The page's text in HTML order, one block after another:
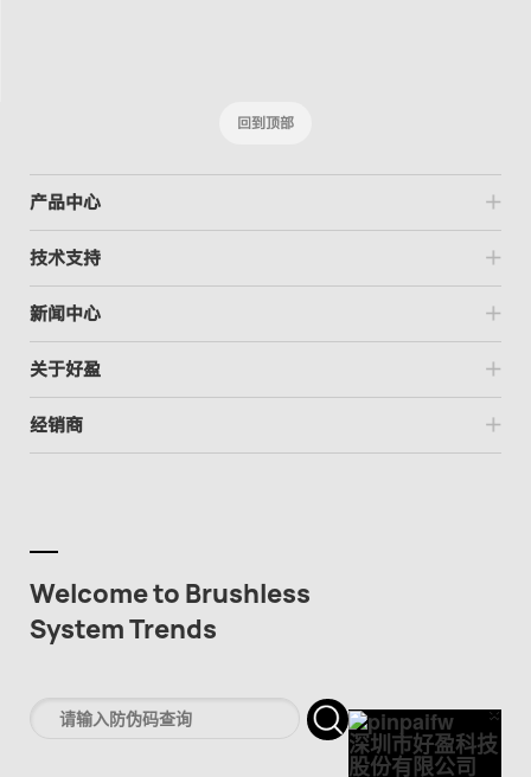
回到顶部
产品中心
技术支持
新闻中心
关于好盈
经销商
Welcome to Brushless
System Trends
×
深圳市好盈科技
股份有限公司